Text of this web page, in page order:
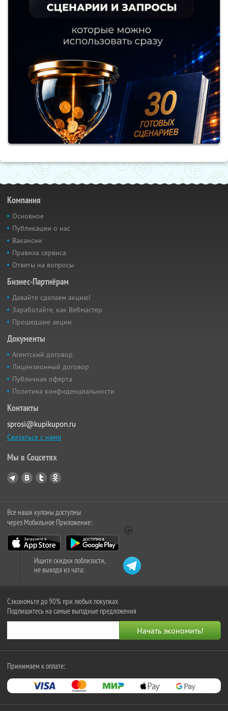
Компания
Основное
Публикации о нас
Вакансии
Правила сервиса
Ответы на вопросы
Бизнес-Партнёрам
Давайте сделаем акцию!
Заработайте, как Вебмастер
Прошедшие акции
Документы
Агентский договор
Лицензионный договор
Публичная оферта
Политика конфиденциальности
Контакты
sprosi@kupikupon.ru
Связаться с нами
Мы в Соцсетях
Все наши купоны доступны
через Мобильное Приложение:
Ищите скидки поблизости,
не выходя из чата:
Сэкономьте до 90% при любых покупках
Подпишитесь на самые выгодные предложения
Принимаем к оплате: